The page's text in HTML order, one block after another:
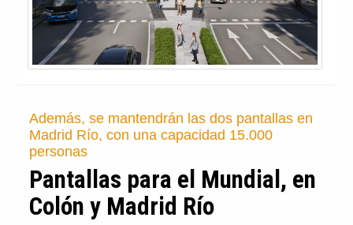
Además, se mantendrán las dos pantallas en
Madrid Río, con una capacidad 15.000
personas
Pantallas para el Mundial, en
Colón y Madrid Río